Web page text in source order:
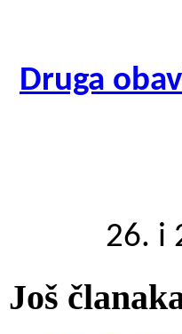
Druga
26. i
Još